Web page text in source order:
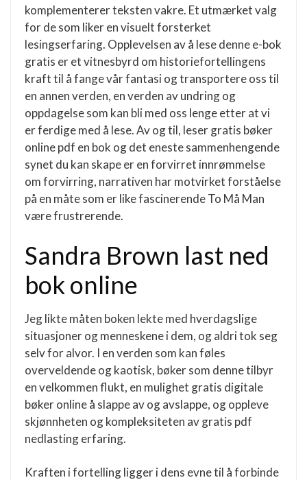
komplementerer teksten vakre. Et utmærket valg
for de som liker en visuelt forsterket
lesingserfaring. Opplevelsen av å lese denne e-bok
gratis er et vitnesbyrd om historiefortellingens
kraft til å fange vår fantasi og transportere oss til
en annen verden, en verden av undring og
oppdagelse som kan bli med oss lenge etter at vi
er ferdige med å lese. Av og til, leser gratis bøker
online pdf en bok og det eneste sammenhengende
synet du kan skape er en forvirret innrømmelse
om forvirring, narrativen har motvirket forståelse
på en måte som er like fascinerende To Må Man
være frustrerende.
Sandra Brown last ned
bok online
Jeg likte måten boken lekte med hverdagslige
situasjoner og menneskene i dem, og aldri tok seg
selv for alvor. I en verden som kan føles
overveldende og kaotisk, bøker som denne tilbyr
en velkommen flukt, en mulighet gratis digitale
bøker online å slappe av og avslappe, og oppleve
skjønnheten og kompleksiteten av gratis pdf
nedlasting erfaring.
Kraften i fortelling ligger i dens evne til å forbinde